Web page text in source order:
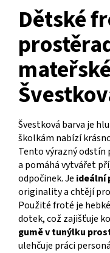
Dětské
Švestková barva je
školkám nabízí
Tento výrazný
a pomáhá vytvářet
odpočinek. Je ideální
originality a chtějí
Použité froté je
dotek, což zajišťuje
gumě v tunýlku
ulehčuje práci